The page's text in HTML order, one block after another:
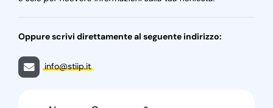
Oppure scrivi direttamente al seguente indirizzo:
info@stiip.it